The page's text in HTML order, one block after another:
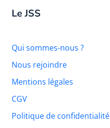
Le JSS
Qui sommes-nous ?
Nous rejoindre
Mentions légales
CGV
Politique de confidentialité